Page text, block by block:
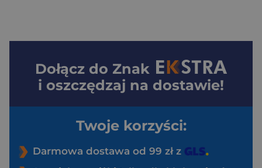
Dołącz do Znak
i oszczędzaj na dostawie!
Twoje korzyści:
Darmowa dostawa od 99 zł z